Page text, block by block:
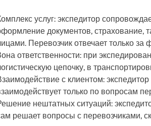
услуг: экспедитор
документов, страхование,
Перевозчик отвечает только
ответственности: при
цепочку, в
с клиентом: экспедитор
только по вопросам
нештатных ситуаций:
решает вопросы с перевозчиками,